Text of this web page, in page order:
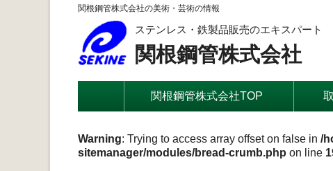
関根鋼管株式会社の美術・芸術の情報
ステンレス・鉄製品販売のエキスパート
関根鋼管株式会社
関根鋼管株式会社TOP
Warning: Trying to access array offset on false in /
sitemanager/modules/bread-crumb.php on line